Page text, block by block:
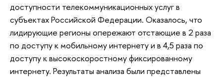
доступности телекоммуникационных услуг в
субъектах Российской Федерации. Оказалось, что
лидирующие регионы опережают отстающие в 2 раза
по доступу к мобильному интернету и в 4,5 раза по
доступу к высокоскоростному фиксированному
интернету. Результаты анализа были представлены